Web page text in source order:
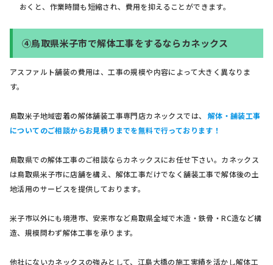
おくと、作業時間も短縮され、費用を抑えることができます。
④鳥取県米子市で解体工事をするならカネックス
アスファルト舗装の費用は、工事の規模や内容によって大きく異なりま
す。
鳥取米子地域密着の解体舗装工事専門店カネックスでは、
解体・舗装工事
についてのご相談からお見積りまでを無料で行っております！
鳥取県での解体工事のご相談ならカネックスにお任せ下さい。カネックス
は鳥取県米子市に店舗を構え、解体工事だけでなく舗装工事で解体後の土
地活用のサービスを提供しております。
米子市以外にも境港市、安来市など鳥取県全域で木造・鉄骨・RC造など構
造、規模問わず解体工事を承ります。
他社にないカネックスの強みとして、江島大橋の施工実績を活かし解体工